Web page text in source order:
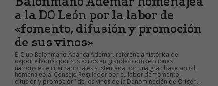
a la DO León por la labor de
«fomento, difusión y promoción
de sus vinos»
El Club Balonmano Abanca Ademar, referencia histórica del
deporte leonés por sus éxitos en grandes competiciones
nacionales e internacionales sustentada por una gran base social,
homenajeó al Consejo Regulador por su labor de “fomento,
difusión y promoción” de los vinos de la Denominación de Origen...